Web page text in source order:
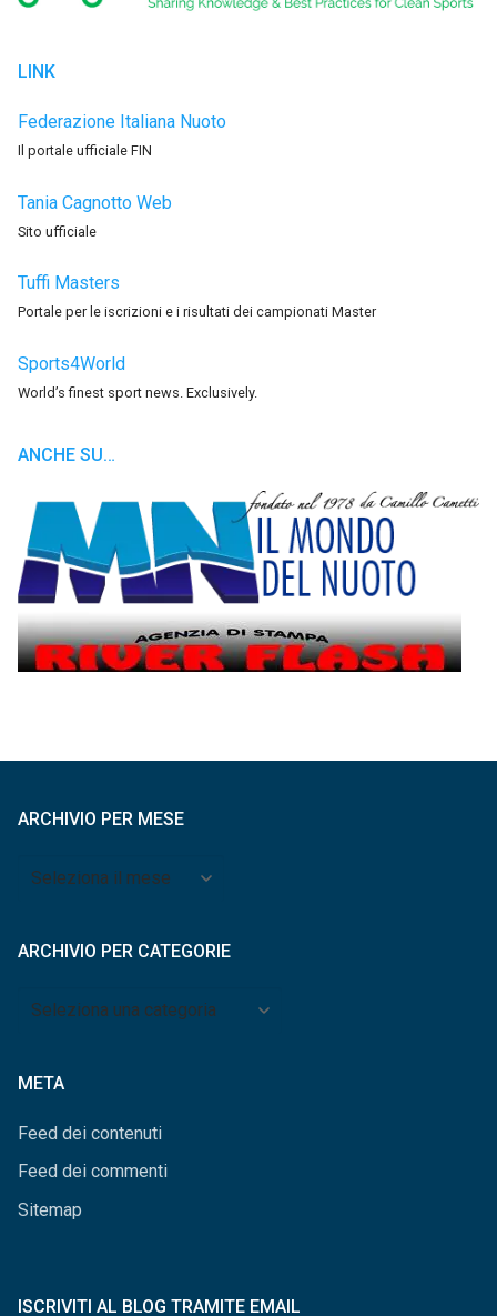
LINK
Federazione Italiana Nuoto
Il portale ufficiale FIN
Tania Cagnotto Web
Sito ufficiale
Tuffi Masters
Portale per le iscrizioni e i risultati dei campionati Master
Sports4World
World’s finest sport news. Exclusively.
ANCHE SU…
ARCHIVIO PER MESE
Archivio
ARCHIVIO PER CATEGORIE
Archivio
META
Feed dei contenuti
Feed dei commenti
Sitemap
ISCRIVITI AL BLOG TRAMITE EMAIL